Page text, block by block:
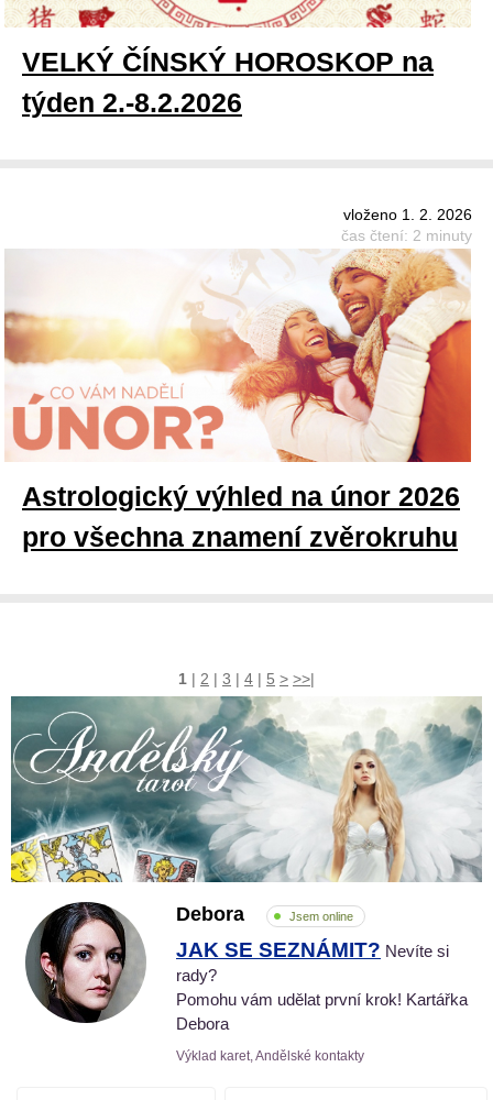
VELKÝ ČÍNSKÝ HOROSKOP na
týden 2.-8.2.2026
vloženo 1. 2. 2026
čas čtení: 2 minuty
Astrologický výhled na únor 2026
pro všechna znamení zvěrokruhu
1 | 2 | 3 | 4 | 5 > >>|
Debora Jsem online
JAK SE SEZNÁMIT? Nevíte si
rady?
Pomohu vám udělat první krok! Kartářka
Debora
Výklad karet, Andělské kontakty